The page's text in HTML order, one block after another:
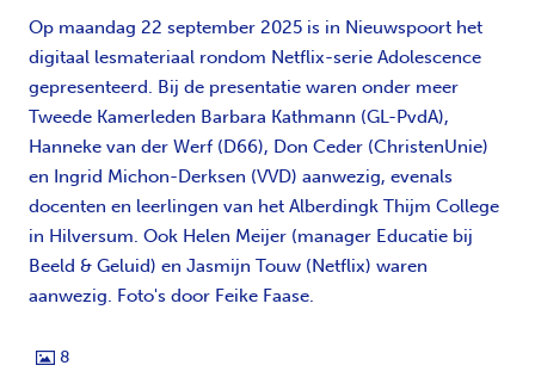
Op maandag 22 september 2025 is in Nieuwspoort het
digitaal lesmateriaal rondom Netflix-serie Adolescence
gepresenteerd. Bij de presentatie waren onder meer
Tweede Kamerleden Barbara Kathmann (GL-PvdA),
Hanneke van der Werf (D66), Don Ceder (ChristenUnie)
en Ingrid Michon-Derksen (VVD) aanwezig, evenals
docenten en leerlingen van het Alberdingk Thijm College
in Hilversum. Ook Helen Meijer (manager Educatie bij
Beeld & Geluid) en Jasmijn Touw (Netflix) waren
aanwezig. Foto's door Feike Faase.
8